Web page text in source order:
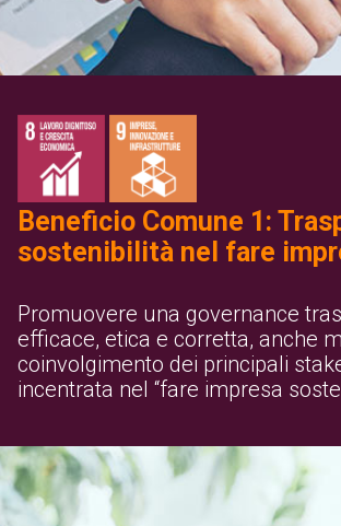
Beneficio Comune 1:
sostenibilità nel fare
Promuovere una governance
efficace, etica e corretta, anche
coinvolgimento dei principali
incentrata nel “fare impresa